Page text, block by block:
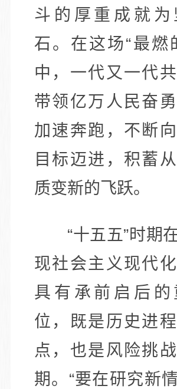
斗的厚重成就为
石。在这场“最燃
中，一代又一代
带领亿万人民奋勇
加速奔跑，不断
目标迈进，积蓄
质变新的飞跃。
“十五五”时期
现社会主义现代
具有承前启后的
位，既是历史进
点，也是风险挑
期。“要在研究新